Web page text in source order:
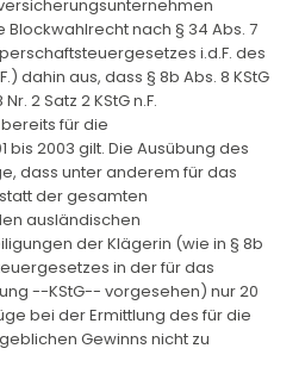
nach § 34 Abs. 7
i.d.F. des
dahin aus, dass § 8b Abs. 8 KStG
2 Satz 2 KStG n.F.
für die
bis 2003 gilt. Die Ausübung des
dass unter anderem für das
der gesamten
ausländischen
der Klägerin (wie in § 8b
in der für das
--KStG-- vorgesehen) nur 20
bei der Ermittlung des für die
Gewinns nicht zu